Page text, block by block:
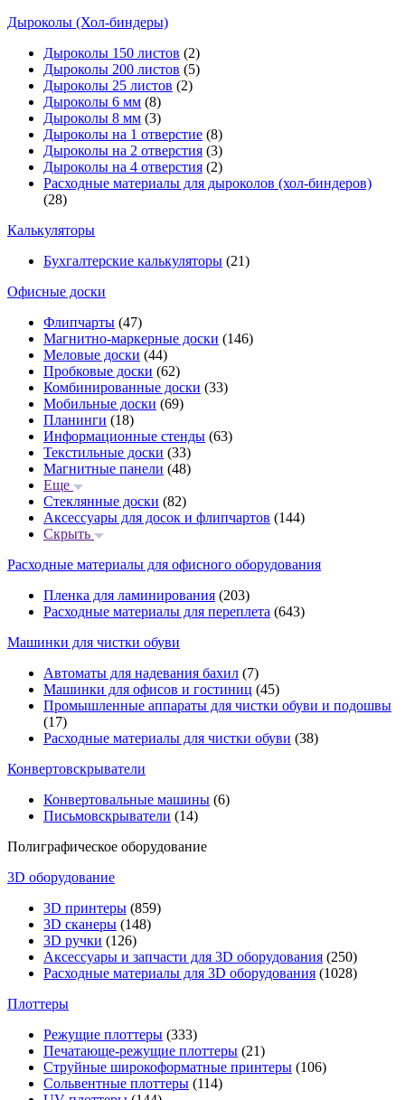
Дыроколы (Хол-биндеры)
Дыроколы 150 листов (2)
Дыроколы 200 листов (5)
Дыроколы 25 листов (2)
Дыроколы 6 мм (8)
Дыроколы 8 мм (3)
Дыроколы на 1 отверстие (8)
Дыроколы на 2 отверстия (3)
Дыроколы на 4 отверстия (2)
Расходные материалы для дыроколов (хол-биндеров)
(28)
Калькуляторы
Бухгалтерские калькуляторы (21)
Офисные доски
Флипчарты (47)
Магнитно-маркерные доски (146)
Меловые доски (44)
Пробковые доски (62)
Комбинированные доски (33)
Мобильные доски (69)
Планинги (18)
Информационные стенды (63)
Текстильные доски (33)
Магнитные панели (48)
Еще
Стеклянные доски (82)
Аксессуары для досок и флипчартов (144)
Скрыть
Расходные материалы для офисного оборудования
Пленка для ламинирования (203)
Расходные материалы для переплета (643)
Машинки для чистки обуви
Автоматы для надевания бахил (7)
Машинки для офисов и гостиниц (45)
Промышленные аппараты для чистки обуви и подошвы
(17)
Расходные материалы для чистки обуви (38)
Конвертовскрыватели
Конвертовальные машины (6)
Письмовскрыватели (14)
Полиграфическое оборудование
3D оборудование
3D принтеры (859)
3D сканеры (148)
3D ручки (126)
Аксессуары и запчасти для 3D оборудования (250)
Расходные материалы для 3D оборудования (1028)
Плоттеры
Режущие плоттеры (333)
Печатающе-режущие плоттеры (21)
Струйные широкоформатные принтеры (106)
Сольвентные плоттеры (114)